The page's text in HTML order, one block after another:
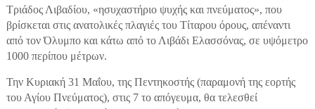
Τριάδος Λιβαδίου, «ησυχαστήριο ψυχής και πνεύματος», που
βρίσκεται στις ανατολικές πλαγιές του Τίταρου όρους, απέναντι
από τον Όλυμπο και κάτω από το Λιβάδι Ελασσόνας, σε υψόμετρο
1000 περίπου μέτρων.
Την Κυριακή 31 Μαΐου, της Πεντηκοστής (παραμονή της εορτής
του Αγίου Πνεύματος), στις 7 το απόγευμα, θα τελεσθεί